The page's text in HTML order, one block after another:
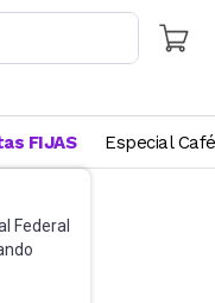
Federal
FIJAS Especial Café